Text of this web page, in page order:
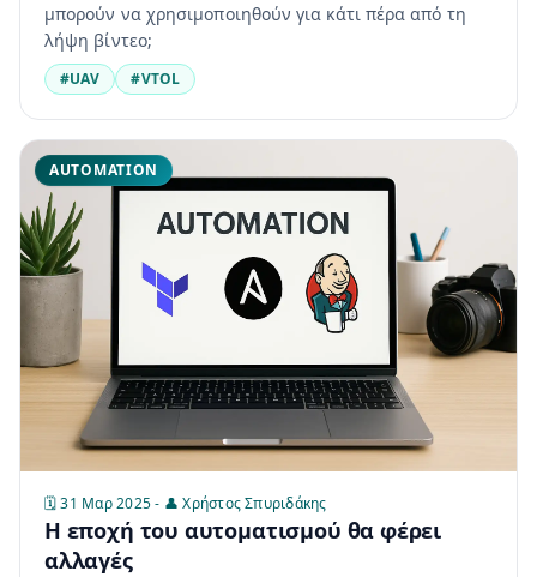
μπορούν να χρησιμοποιηθούν για κάτι πέρα από τη
λήψη βίντεο;
#UAV #VTOL
AUTOMATION
🗓️ 31 Μαρ 2025 - 👤 Χρήστος Σπυριδάκης
Η εποχή του αυτοματισμού θα φέρει
αλλαγές